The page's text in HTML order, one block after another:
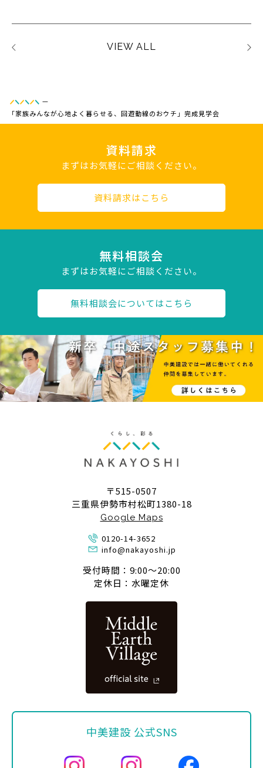
VIEW ALL
—
「家族みんなが心地よく暮らせる、回遊動線のおウチ」完成見学会
資料請求
まずはお気軽にご相談ください。
資料請求はこちら
無料相談会
まずはお気軽にご相談ください。
無料相談会についてはこちら
〒515-0507
三重県伊勢市村松町1380-18
Google Maps
0120-14-3652
info@nakayoshi.jp
受付時間：9:00〜20:00
定休日：水曜定休
中美建設 公式SNS